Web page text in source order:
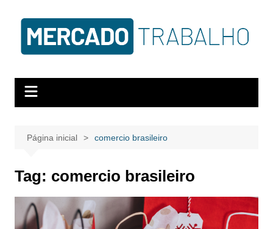
Página inicial comercio brasileiro
Tag: comercio brasileiro